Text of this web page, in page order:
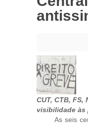
CUT, CTB,
visibilidade às
As seis